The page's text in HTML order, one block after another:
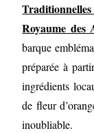
Royaume des
barque
préparée à
ingrédients
de fleur
inoubliable.